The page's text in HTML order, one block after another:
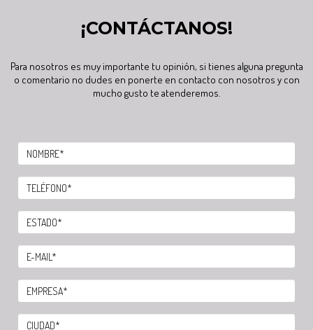
¡CONTÁCTANOS!
Para nosotros es muy importante tu opinión, si tienes alguna pregunta
o comentario no dudes en ponerte en contacto con nosotros y con
mucho gusto te atenderemos.